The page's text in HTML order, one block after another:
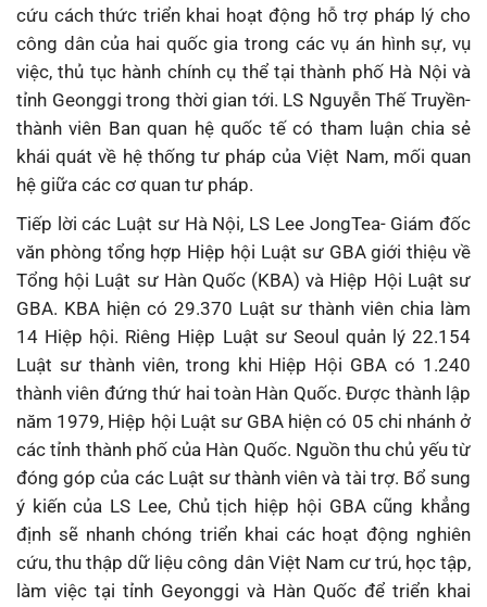
cứu cách thức triển khai hoạt động hỗ trợ pháp lý cho
công dân của hai quốc gia trong các vụ án hình sự, vụ
việc, thủ tục hành chính cụ thể tại thành phố Hà Nội và
tỉnh Geonggi trong thời gian tới. LS Nguyễn Thế Truyền-
thành viên Ban quan hệ quốc tế có tham luận chia sẻ
khái quát về hệ thống tư pháp của Việt Nam, mối quan
hệ giữa các cơ quan tư pháp.
Tiếp lời các Luật sư Hà Nội, LS Lee JongTea- Giám đốc
văn phòng tổng hợp Hiệp hội Luật sư GBA giới thiệu về
Tổng hội Luật sư Hàn Quốc (KBA) và Hiệp Hội Luật sư
GBA. KBA hiện có 29.370 Luật sư thành viên chia làm
14 Hiệp hội. Riêng Hiệp Luật sư Seoul quản lý 22.154
Luật sư thành viên, trong khi Hiệp Hội GBA có 1.240
thành viên đứng thứ hai toàn Hàn Quốc. Được thành lập
năm 1979, Hiệp hội Luật sư GBA hiện có 05 chi nhánh ở
các tỉnh thành phố của Hàn Quốc. Nguồn thu chủ yếu từ
đóng góp của các Luật sư thành viên và tài trợ. Bổ sung
ý kiến của LS Lee, Chủ tịch hiệp hội GBA cũng khẳng
định sẽ nhanh chóng triển khai các hoạt động nghiên
cứu, thu thập dữ liệu công dân Việt Nam cư trú, học tập,
làm việc tại tỉnh Geyonggi và Hàn Quốc để triển khai